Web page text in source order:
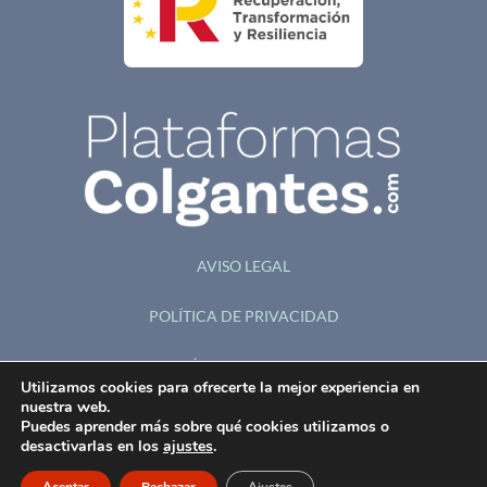
AVISO LEGAL
POLÍTICA DE PRIVACIDAD
POLÍTICA DE COOKIES
ACCESIBILIDAD
Utilizamos cookies para ofrecerte la mejor experiencia en
nuestra web.
Puedes aprender más sobre qué cookies utilizamos o
desactivarlas en los ajustes.